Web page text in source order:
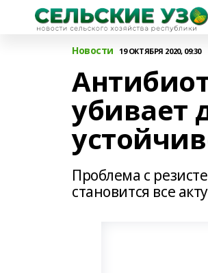
Новости 19 ОКТЯБРЯ 2020, 09:30
убивает
Проблема с
становится все